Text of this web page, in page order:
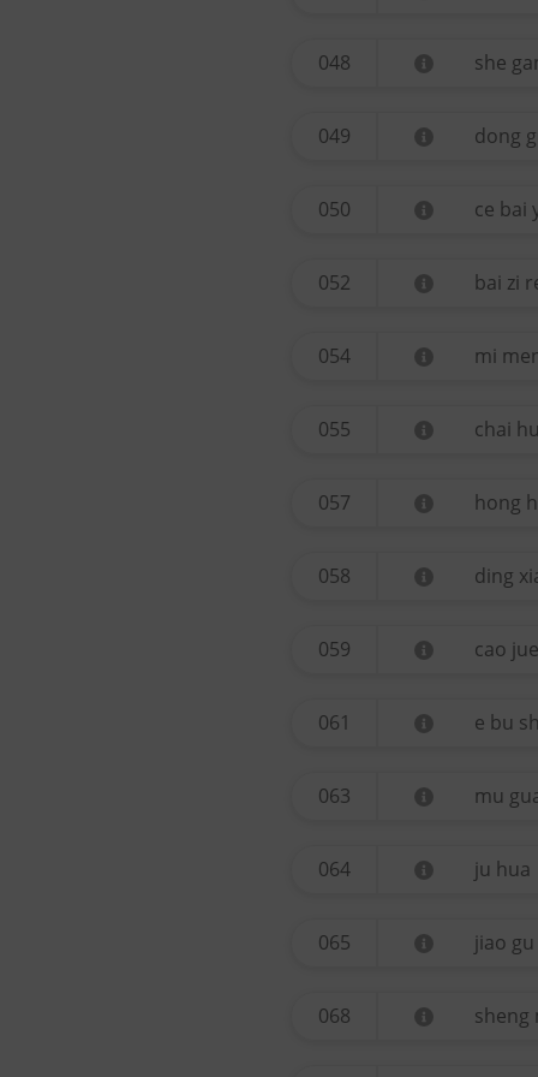
048 she
049 dong
050 ce bai
052 bai zi
054 mi
055 chai hu
057 hong
058 ding
059 cao
061 e bu
063 mu
064 ju hua
065 jiao gu
068 sheng